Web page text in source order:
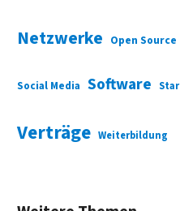
Netzwerke Open Source
Social Media Software
Verträge Weiterbildung